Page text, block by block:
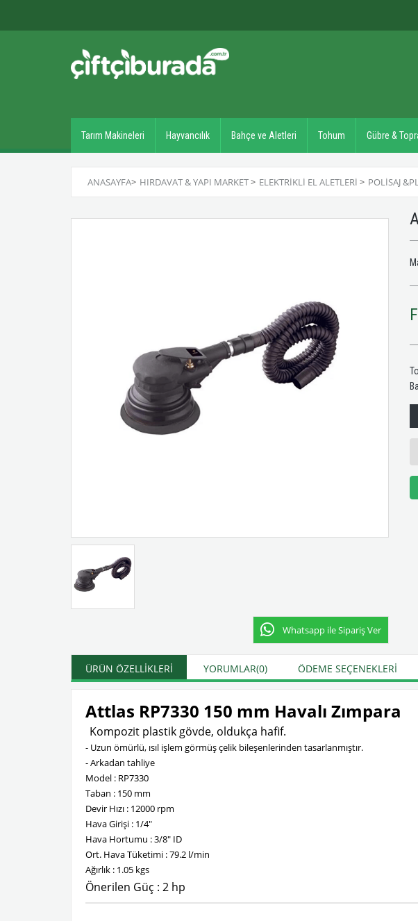
Tarım Makineleri Hayvancılık Bahçe ve Aletleri Tohum Gübre &
ANASAYFA> HIRDAVAT & YAPI MARKET> ELEKTRIKLI EL ALETLERI > POLISAJ
Whatsapp ile Sipariş Ver
ÜRÜN ÖZELLIKLERI YORUMLAR(0) ÖDEME SEÇENEKLERI
Attlas RP7330 150 mm Havalı Zımpara
Kompozit plastik gövde, oldukça hafif.
- Uzun ömürlü, ısıl işlem görmüş çelik bileşenlerinden tasarlanmıştır.
- Arkadan tahliye
Model : RP7330
Taban : 150 mm
Devir Hızı : 12000 rpm
Hava Girişi : 1/4"
Hava Hortumu : 3/8" ID
Ort. Hava Tüketimi : 79.2 l/min
Ağırlık : 1.05 kgs
Önerilen Güç : 2 hp